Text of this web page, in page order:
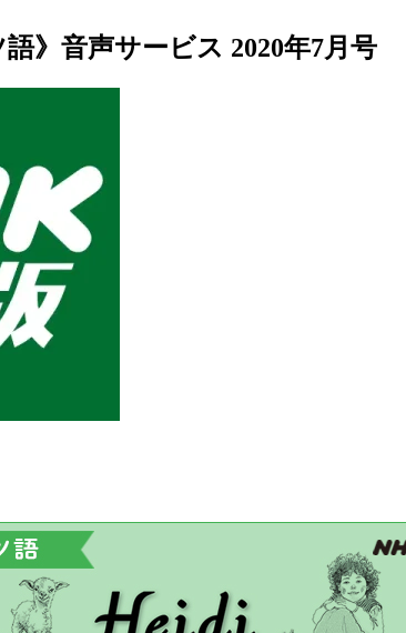
語》音声サービス 2020年7月号